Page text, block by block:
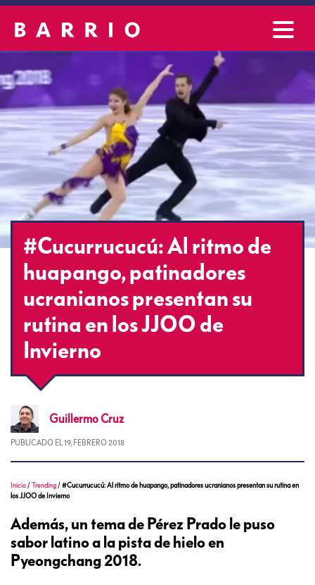
#Cucurrucucú: Al ritmo de
huapango, patinadores
ucranianos presentan su
rutina en los JJOO de
Invierno
Guillermo Cruz
PUBLICADO EL 19, FEBRERO 2018
Inicio /Trending /#Cucurrucucú: Al ritmo de huapango, patinadores ucranianos presentan su rutina en
los JJOO de Invierno
Además, un tema de Pérez Prado le puso
sabor latino a la pista de hielo en
Pyeongchang 2018.